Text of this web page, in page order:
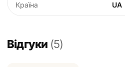
Країна UA
Відгуки (5)